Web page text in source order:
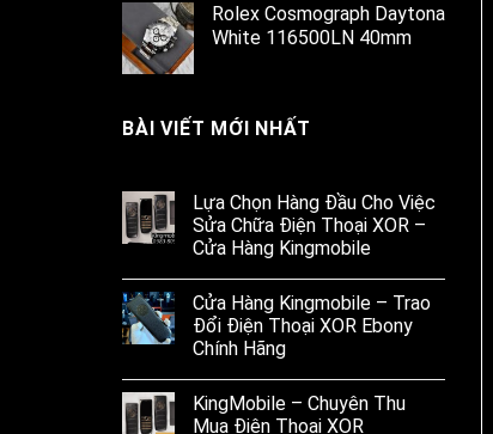
Rolex Cosmograph Daytona
White 116500LN 40mm
BÀI VIẾT MỚI NHẤT
Lựa Chọn Hàng Đầu Cho Việc
Sửa Chữa Điện Thoại XOR –
Cửa Hàng Kingmobile
Cửa Hàng Kingmobile – Trao
Đổi Điện Thoại XOR Ebony
Chính Hãng
KingMobile – Chuyên Thu
Mua Điện Thoại XOR